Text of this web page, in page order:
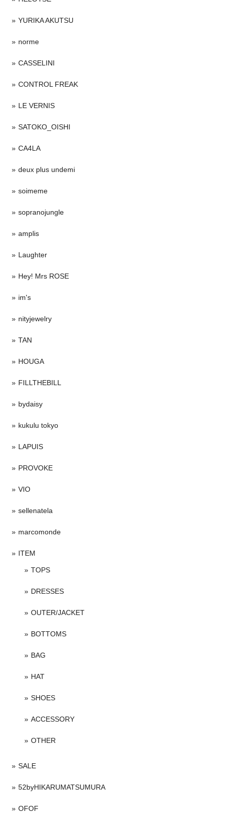
YURIKA AKUTSU
norme
CASSELINI
CONTROL FREAK
LE VERNIS
SATOKO_OISHI
CA4LA
deux plus undemi
soimeme
sopranojungle
amplis
Laughter
Hey! Mrs ROSE
im's
nityjewelry
TAN
HOUGA
FILLTHEBILL
bydaisy
kukulu tokyo
LAPUIS
PROVOKE
VIO
sellenatela
marcomonde
ITEM
TOPS
DRESSES
OUTER/JACKET
BOTTOMS
BAG
HAT
SHOES
ACCESSORY
OTHER
SALE
52byHIKARUMATSUMURA
OFOF